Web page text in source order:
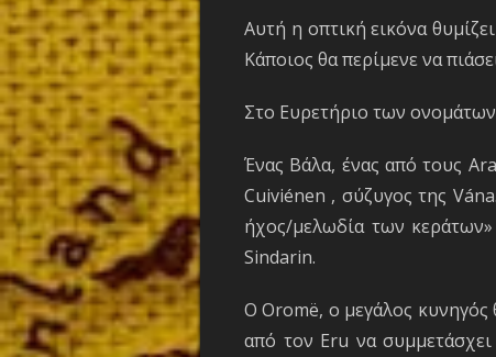
Αυτή η οπτική εικόνα
Κάποιος θα περίμενε να
Στο Ευρετήριο των
Ένας Βάλα, ένας από τους
Cuiviénen , σύζυγος της
ήχος/μελωδία των
Sindarin.
Ο Oromë, ο μεγάλος κυνηγός
από τον Eru να